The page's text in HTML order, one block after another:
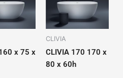
x 75 x
CLIVIA
CLIVIA 170 170 x
80 x 60h